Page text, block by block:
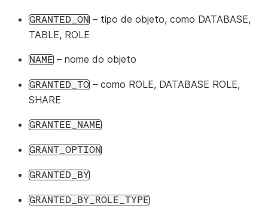
GRANTED_ON – tipo de objeto, como DATABASE,
TABLE, ROLE
NAME – nome do objeto
GRANTED_TO – como ROLE, DATABASE ROLE,
SHARE
GRANTEE_NAME
GRANT_OPTION
GRANTED_BY
GRANTED_BY_ROLE_TYPE